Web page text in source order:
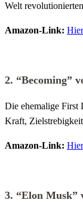
Welt
Amazon-Link:
2. “Becoming”
Die ehemalige First
Kraft,
Amazon-Link:
3. “Elon Musk”